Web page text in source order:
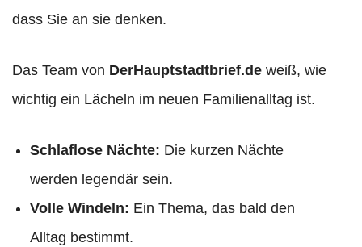
dass Sie an sie denken.
Das Team von DerHauptstadtbrief.de weiß, wie
wichtig ein Lächeln im neuen Familienalltag ist.
Schlaflose Nächte: Die kurzen Nächte
werden legendär sein.
Volle Windeln: Ein Thema, das bald den
Alltag bestimmt.